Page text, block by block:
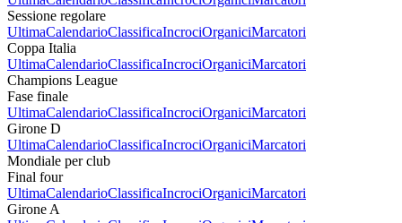
Sessione regolare
UltimaCalendarioClassificaIncrociOrganiciMarcatori
Coppa Italia
UltimaCalendarioClassificaIncrociOrganiciMarcatori
Champions League
Fase finale
UltimaCalendarioClassificaIncrociOrganiciMarcatori
Girone D
UltimaCalendarioClassificaIncrociOrganiciMarcatori
Mondiale per club
Final four
UltimaCalendarioClassificaIncrociOrganiciMarcatori
Girone A